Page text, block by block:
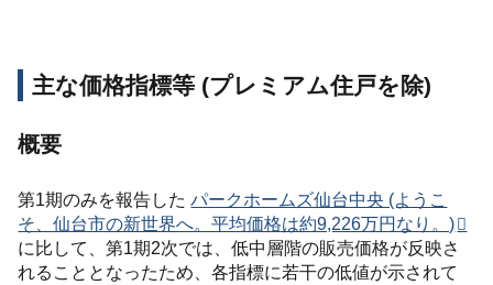
主な価格指標等 (プレミアム住戸を除)
概要
第1期のみを報告したパークホームズ仙台中央 (ようこ
そ、仙台市の新世界へ。平均価格は約9,226万円なり。)
に比して、第1期2次では、低中層階の販売価格が反映さ
れることとなったため、各指標に若干の低値が示されて